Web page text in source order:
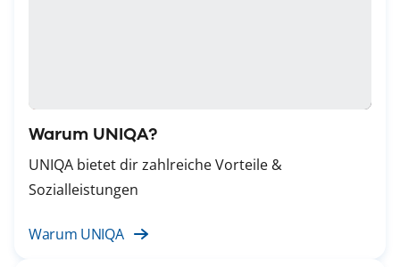
Warum UNIQA?
UNIQA bietet dir zahlreiche Vorteile &
Sozialleistungen
Warum UNIQA